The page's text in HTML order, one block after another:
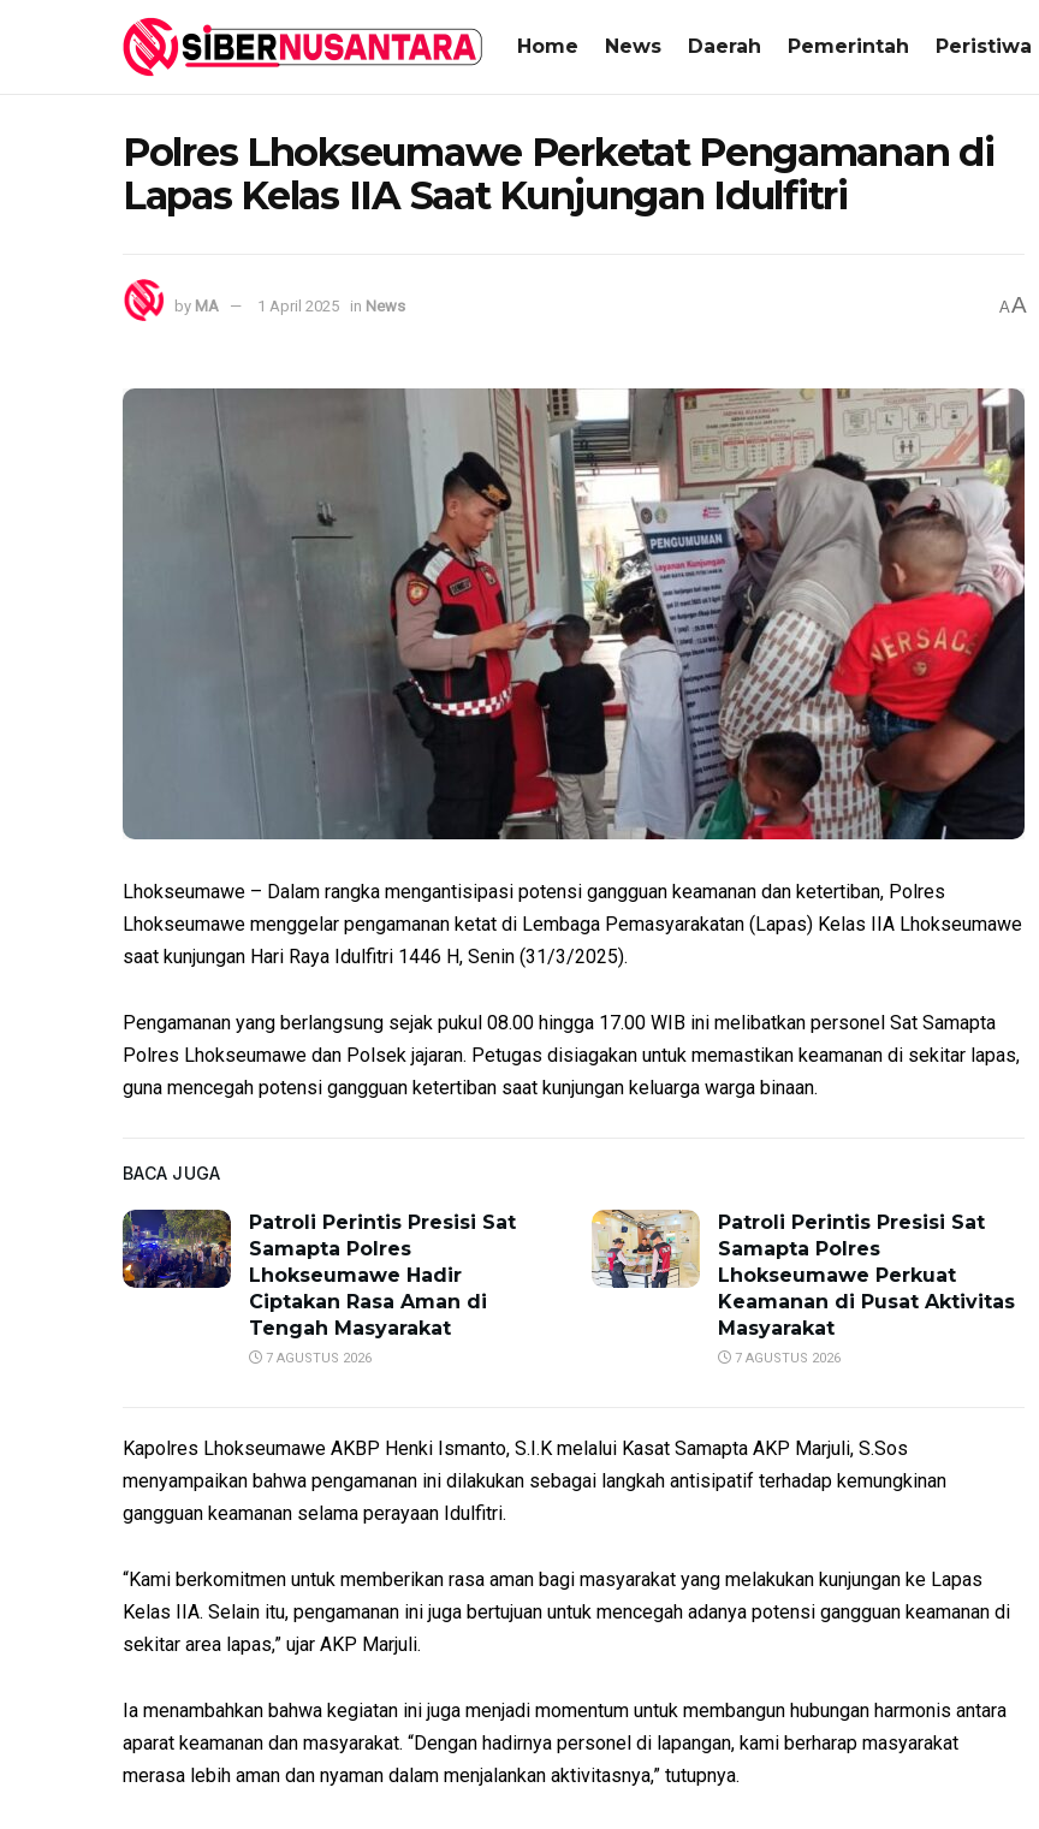
Home News Daerah Pemerintah Peristiwa
Polres Lhokseumawe Perketat Pengamanan di
Lapas Kelas IIA Saat Kunjungan Idulfitri
by MA 1 April 2025 in News AA
Lhokseumawe – Dalam rangka mengantisipasi potensi gangguan keamanan dan ketertiban, Polres
Lhokseumawe menggelar pengamanan ketat di Lembaga Pemasyarakatan (Lapas) Kelas IIA Lhokseumawe
saat kunjungan Hari Raya Idulfitri 1446 H, Senin (31/3/2025).
Pengamanan yang berlangsung sejak pukul 08.00 hingga 17.00 WIB ini melibatkan personel Sat Samapta
Polres Lhokseumawe dan Polsek jajaran. Petugas disiagakan untuk memastikan keamanan di sekitar lapas,
guna mencegah potensi gangguan ketertiban saat kunjungan keluarga warga binaan.
BACA JUGA
Patroli Perintis Presisi Sat
Samapta Polres
Lhokseumawe Hadir
Ciptakan Rasa Aman di
Tengah Masyarakat
7 AGUSTUS 2026
Patroli Perintis Presisi Sat
Samapta Polres
Lhokseumawe Perkuat
Keamanan di Pusat Aktivitas
Masyarakat
7 AGUSTUS 2026
Kapolres Lhokseumawe AKBP Henki Ismanto, S.I.K melalui Kasat Samapta AKP Marjuli, S.Sos
menyampaikan bahwa pengamanan ini dilakukan sebagai langkah antisipatif terhadap kemungkinan
gangguan keamanan selama perayaan Idulfitri.
“Kami berkomitmen untuk memberikan rasa aman bagi masyarakat yang melakukan kunjungan ke Lapas
Kelas IIA. Selain itu, pengamanan ini juga bertujuan untuk mencegah adanya potensi gangguan keamanan di
sekitar area lapas,” ujar AKP Marjuli.
Ia menambahkan bahwa kegiatan ini juga menjadi momentum untuk membangun hubungan harmonis antara
aparat keamanan dan masyarakat. “Dengan hadirnya personel di lapangan, kami berharap masyarakat
merasa lebih aman dan nyaman dalam menjalankan aktivitasnya,” tutupnya.